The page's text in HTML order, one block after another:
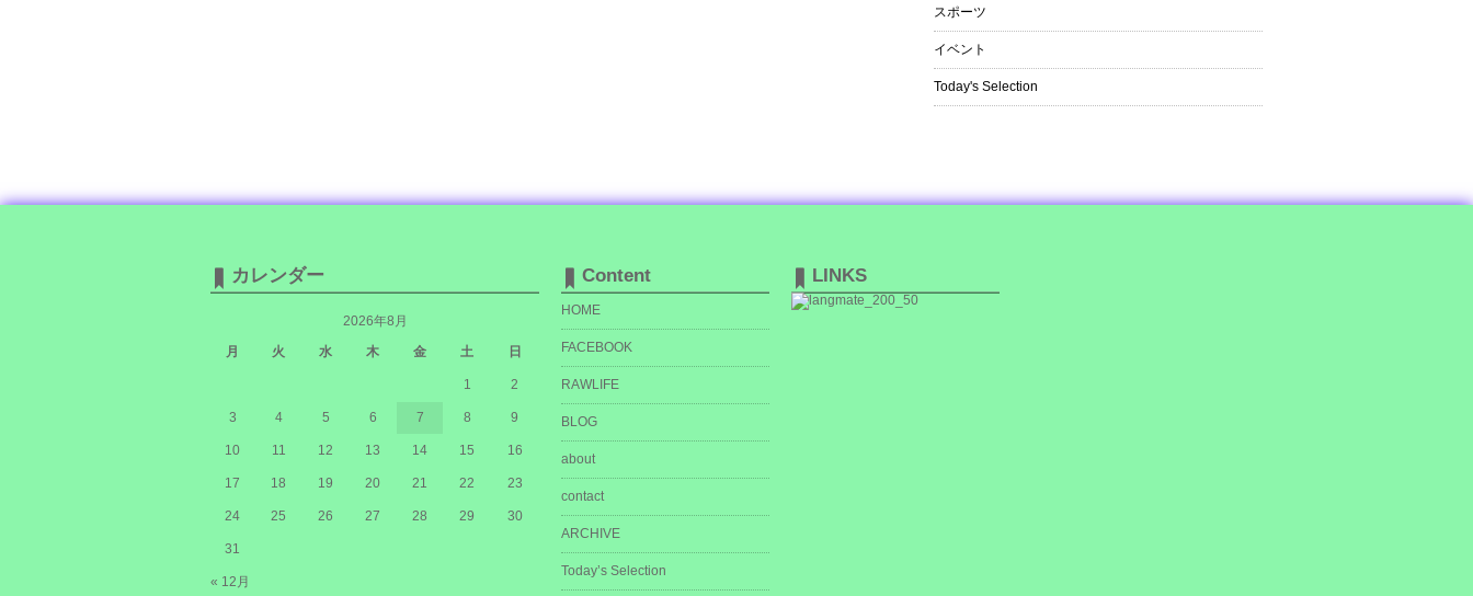
スポーツ
イベント
Today's Selection
カレンダー
2026年8月
月
火 水 木 金 土 日
« 12月
1 2
3 4 5 6 7 8 9
10 11 12 13 14 15 16
17 18 19 20 21 22 23
24 25 26 27 28 29 30
31
Content
HOME
FACEBOOK
RAWLIFE
BLOG
about
contact
ARCHIVE
Today’s Selection
LINKS